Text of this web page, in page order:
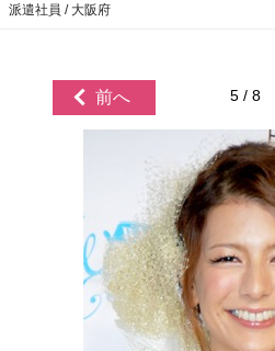
派遣社員 / 大阪府
前へ 5 / 8